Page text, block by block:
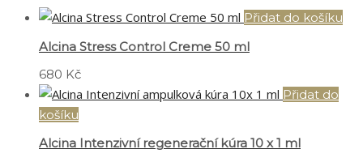
Přidat do košíku
Alcina Stress Control Creme 50 ml
680 Kč
Přidat do
košíku
Alcina Intenzivní regenerační kúra 10 x 1 ml